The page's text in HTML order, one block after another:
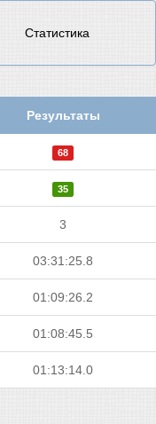
Статистика
Результаты
68
35
3
03:31:25.8
01:09:26.2
01:08:45.5
01:13:14.0